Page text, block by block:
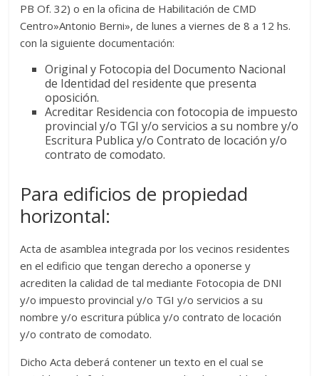
PB Of. 32) o en la oficina de Habilitación de CMD
Centro»Antonio Berni», de lunes a viernes de 8 a 12 hs.
con la siguiente documentación:
Original y Fotocopia del Documento Nacional
de Identidad del residente que presenta
oposición.
Acreditar Residencia con fotocopia de impuesto
provincial y/o TGI y/o servicios a su nombre y/o
Escritura Publica y/o Contrato de locación y/o
contrato de comodato.
Para edificios de propiedad
horizontal:
Acta de asamblea integrada por los vecinos residentes
en el edificio que tengan derecho a oponerse y
acrediten la calidad de tal mediante Fotocopia de DNI
y/o impuesto provincial y/o TGI y/o servicios a su
nombre y/o escritura pública y/o contrato de locación
y/o contrato de comodato.
Dicho Acta deberá contener un texto en el cual se